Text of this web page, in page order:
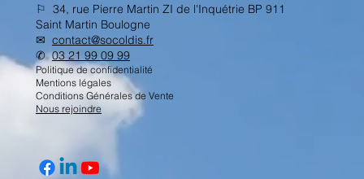
⚐ 34, rue Pierre Martin ZI de l'Inquétrie BP 911
Saint Martin Boulogne
✉︎ contact@socoldis.fr
✆03 21 99 09 99
Politique de confidentialité
Mentions légales
Conditions Générales de Vente
Nous rejoindre